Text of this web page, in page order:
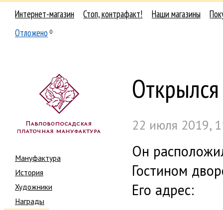
Интернет-магазин Стоп, контрафакт! Наши магазины
Отложено 0
Мануфактура
История
Художники
Награды
22 июля 2019,
Он
Гостином
Его адрес: